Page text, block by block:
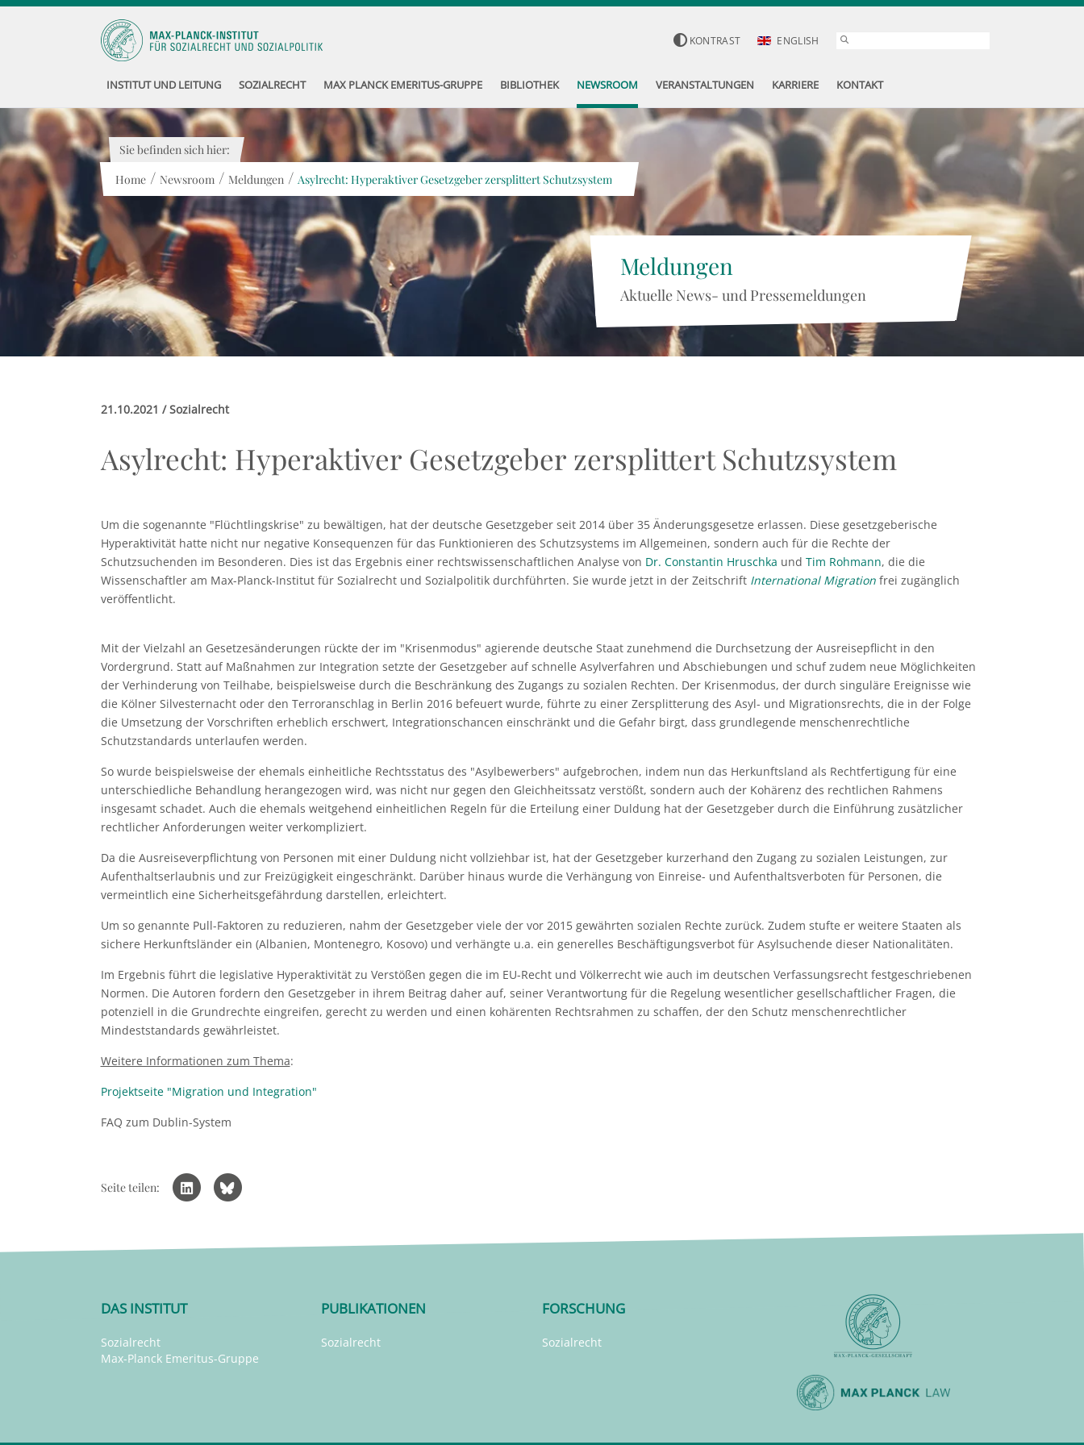
KONTRAST ENGLISH
INSTITUT UND LEITUNG SOZIALRECHT MAX PLANCK EMERITUS-GRUPPE BIBLIOTHEK NEWSROOM VERANSTALTUNGEN KARRIERE KONTAKT
Meldungen
Aktuelle News- und Pressemeldungen
Sie befinden sich hier:
Home / Newsroom / Meldungen / Asylrecht: Hyperaktiver Gesetzgeber zersplittert Schutzsystem
21.10.2021 / Sozialrecht
Asylrecht: Hyperaktiver Gesetzgeber zersplittert Schutzsystem
Um die sogenannte "Flüchtlingskrise" zu bewältigen, hat der deutsche Gesetzgeber seit 2014 über 35 Änderungsgesetze erlassen. Diese gesetzgeberische
Hyperaktivität hatte nicht nur negative Konsequenzen für das Funktionieren des Schutzsystems im Allgemeinen, sondern auch für die Rechte der
Schutzsuchenden im Besonderen. Dies ist das Ergebnis einer rechtswissenschaftlichen Analyse von Dr. Constantin Hruschka und Tim Rohmann, die die
Wissenschaftler am Max-Planck-Institut für Sozialrecht und Sozialpolitik durchführten. Sie wurde jetzt in der Zeitschrift International Migrationfrei zugänglich
veröffentlicht.
Mit der Vielzahl an Gesetzesänderungen rückte der im "Krisenmodus" agierende deutsche Staat zunehmend die Durchsetzung der Ausreisepflicht in den
Vordergrund. Statt auf Maßnahmen zur Integration setzte der Gesetzgeber auf schnelle Asylverfahren und Abschiebungen und schuf zudem neue Möglichkeiten
der Verhinderung von Teilhabe, beispielsweise durch die Beschränkung des Zugangs zu sozialen Rechten. Der Krisenmodus, der durch singuläre Ereignisse wie
die Kölner Silvesternacht oder den Terroranschlag in Berlin 2016 befeuert wurde, führte zu einer Zersplitterung des Asyl- und Migrationsrechts, die in der Folge
die Umsetzung der Vorschriften erheblich erschwert, Integrationschancen einschränkt und die Gefahr birgt, dass grundlegende menschenrechtliche
Schutzstandards unterlaufen werden.
So wurde beispielsweise der ehemals einheitliche Rechtsstatus des "Asylbewerbers" aufgebrochen, indem nun das Herkunftsland als Rechtfertigung für eine
unterschiedliche Behandlung herangezogen wird, was nicht nur gegen den Gleichheitssatz verstößt, sondern auch der Kohärenz des rechtlichen Rahmens
insgesamt schadet. Auch die ehemals weitgehend einheitlichen Regeln für die Erteilung einer Duldung hat der Gesetzgeber durch die Einführung zusätzlicher
rechtlicher Anforderungen weiter verkompliziert.
Da die Ausreiseverpflichtung von Personen mit einer Duldung nicht vollziehbar ist, hat der Gesetzgeber kurzerhand den Zugang zu sozialen Leistungen, zur
Aufenthaltserlaubnis und zur Freizügigkeit eingeschränkt. Darüber hinaus wurde die Verhängung von Einreise- und Aufenthaltsverboten für Personen, die
vermeintlich eine Sicherheitsgefährdung darstellen, erleichtert.
Um so genannte Pull-Faktoren zu reduzieren, nahm der Gesetzgeber viele der vor 2015 gewährten sozialen Rechte zurück. Zudem stufte er weitere Staaten als
sichere Herkunftsländer ein (Albanien, Montenegro, Kosovo) und verhängte u.a. ein generelles Beschäftigungsverbot für Asylsuchende dieser Nationalitäten.
Im Ergebnis führt die legislative Hyperaktivität zu Verstößen gegen die im EU-Recht und Völkerrecht wie auch im deutschen Verfassungsrecht festgeschriebenen
Normen. Die Autoren fordern den Gesetzgeber in ihrem Beitrag daher auf, seiner Verantwortung für die Regelung wesentlicher gesellschaftlicher Fragen, die
potenziell in die Grundrechte eingreifen, gerecht zu werden und einen kohärenten Rechtsrahmen zu schaffen, der den Schutz menschenrechtlicher
Mindeststandards gewährleistet.
Weitere Informationen zum Thema:
Projektseite "Migration und Integration"
FAQ zum Dublin-System
Seite teilen:
DAS INSTITUT
Sozialrecht
Max-Planck Emeritus-Gruppe
PUBLIKATIONEN
Sozialrecht
FORSCHUNG
Sozialrecht